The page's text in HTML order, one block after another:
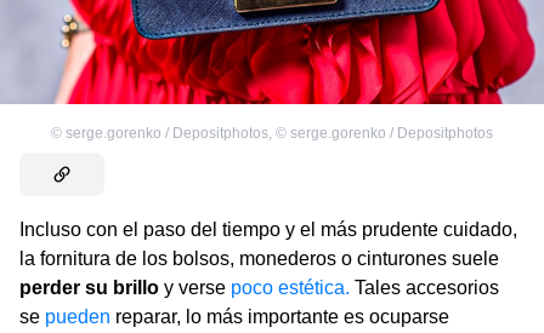
© serge.gorenko / Depositphotos, © serge.gorenko / Depositphotos
Incluso con el paso del tiempo y el más prudente cuidado,
la fornitura de los bolsos, monederos o cinturones suele
perder su brillo y verse poco estética. Tales accesorios
se pueden reparar, lo más importante es ocuparse